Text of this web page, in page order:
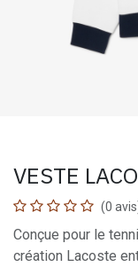
VESTE
(0
Conçue pour le
création Lacoste